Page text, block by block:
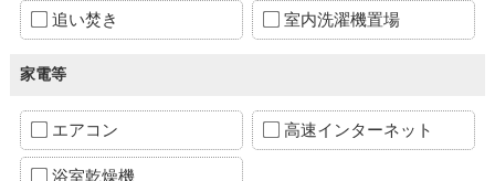
追い焚き 室内洗濯機置場
家電等
エアコン 高速インターネット
浴室乾燥機